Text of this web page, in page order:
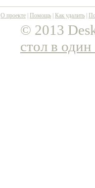
О проекте Помощь Как удалить
© 2013
стол в